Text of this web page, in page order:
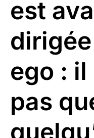
est
ego :
pas